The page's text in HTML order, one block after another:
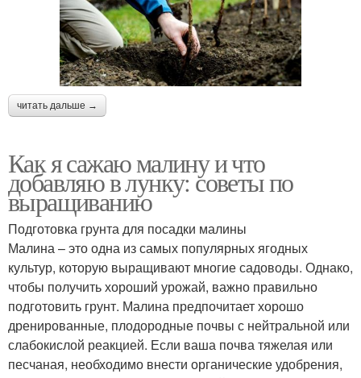
читать дальше →
Как я сажаю малину и что
добавляю в лунку: советы по
выращиванию
Подготовка грунта для посадки малины
Малина – это одна из самых популярных ягодных
культур, которую выращивают многие садоводы. Однако,
чтобы получить хороший урожай, важно правильно
подготовить грунт. Малина предпочитает хорошо
дренированные, плодородные почвы с нейтральной или
слабокислой реакцией. Если ваша почва тяжелая или
песчаная, необходимо внести органические удобрения,